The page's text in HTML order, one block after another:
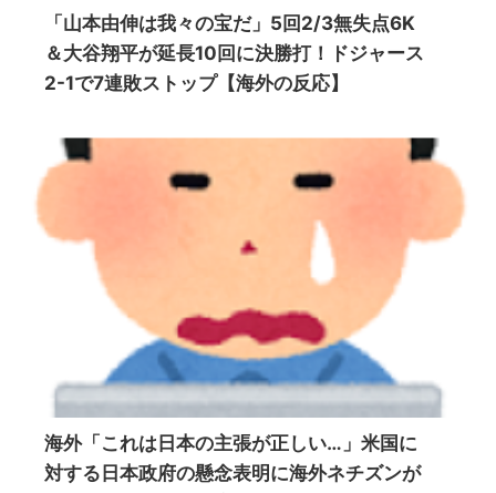
「山本由伸は我々の宝だ」5回2/3無失点6K
＆大谷翔平が延長10回に決勝打！ドジャース
2-1で7連敗ストップ【海外の反応】
海外「これは日本の主張が正しい…」米国に
対する日本政府の懸念表明に海外ネチズンが